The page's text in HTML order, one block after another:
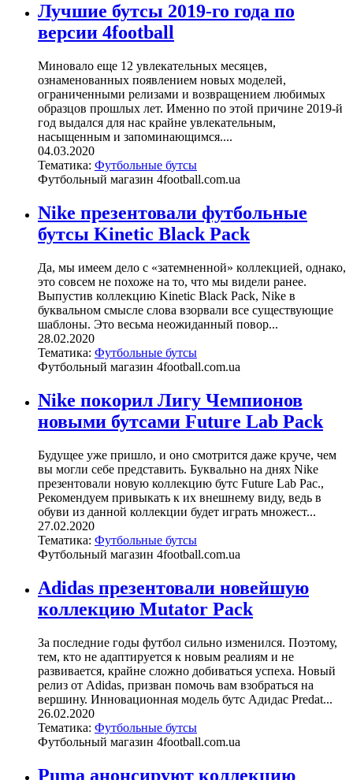
Лучшие бутсы 2019-го года по
версии 4football
Миновало еще 12 увлекательных месяцев,
ознаменованных появлением новых моделей,
ограниченными релизами и возвращением любимых
образцов прошлых лет. Именно по этой причине 2019-й
год выдался для нас крайне увлекательным,
насыщенным и запоминающимся....
04.03.2020
Тематика: Футбольные бутсы
Футбольный магазин 4football.com.ua
Nike презентовали футбольные
бутсы Kinetic Black Pack
Да, мы имеем дело с «затемненной» коллекцией, однако,
это совсем не похоже на то, что мы видели ранее.
Выпустив коллекцию Kinetic Black Pack, Nike в
буквальном смысле слова взорвали все существующие
шаблоны. Это весьма неожиданный повор...
28.02.2020
Тематика: Футбольные бутсы
Футбольный магазин 4football.com.ua
Nike покорил Лигу Чемпионов
новыми бутсами Future Lab Pack
Будущее уже пришло, и оно смотрится даже круче, чем
вы могли себе представить. Буквально на днях Nike
презентовали новую коллекцию бутс Future Lab Pac.,
Рекомендуем привыкать к их внешнему виду, ведь в
обуви из данной коллекции будет играть множест...
27.02.2020
Тематика: Футбольные бутсы
Футбольный магазин 4football.com.ua
Adidas презентовали новейшую
коллекцию Mutator Pack
За последние годы футбол сильно изменился. Поэтому,
тем, кто не адаптируется к новым реалиям и не
развивается, крайне сложно добиваться успеха. Новый
релиз от Adidas, призван помочь вам взобраться на
вершину. Инновационная модель бутс Адидас Predat...
26.02.2020
Тематика: Футбольные бутсы
Футбольный магазин 4football.com.ua
Puma анонсируют коллекцию